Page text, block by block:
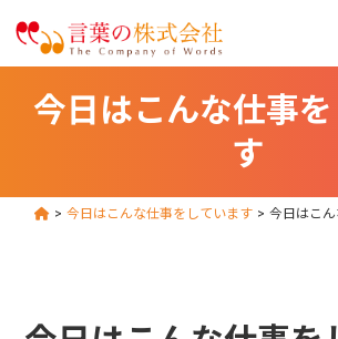
今日はこんな仕事
す
> 今日はこんな仕事をしています > 今日はこ